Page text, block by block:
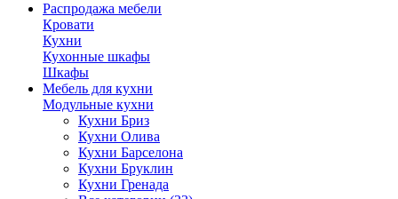
Распродажа мебели
Кровати
Кухни
Кухонные шкафы
Шкафы
Мебель для кухни
Модульные кухни
Кухни Бриз
Кухни Олива
Кухни Барселона
Кухни Бруклин
Кухни Гренада